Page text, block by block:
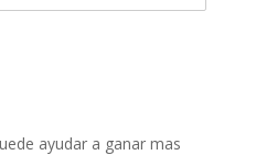
ayudar a ganar mas